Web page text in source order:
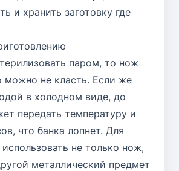
и хранить заготовку где
паром, то нож
не класть. Если же
в холодном виде, до
передать температуру и
что банка лопнет. Для
не только нож,
металлический предмет